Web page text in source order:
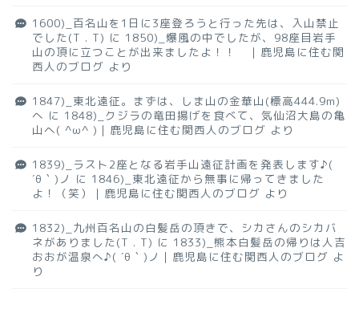
1600)_百名山を1日に3座登ろうと行った先は、入山禁止
でした(T . T) に 1850)_爆風の中でしたが、98座目岩手
山の頂に立つことが出来ましたよ！！ ｜鹿児島に住む関
西人のブログ より
1847)_東北遠征。まずは、しま山の金華山(標高444.9m)
へ に 1848)_クジラの竜田揚げを食べて、気仙沼大島の亀
山へ( ^ω^ )｜鹿児島に住む関西人のブログ より
1839)_ラスト2座となる岩手山遠征計画を発表します♪(
´θ｀)ノ に 1846)_東北遠征から無事に帰ってきました
よ！（笑）｜鹿児島に住む関西人のブログ より
1832)_九州百名山の白髪岳の頂きで、シカさんのシカバ
ネがありました(T . T) に 1833)_熊本白髪岳の帰りは人吉
おおが温泉へ♪( ´θ｀)ノ｜鹿児島に住む関西人のブログ よ
り